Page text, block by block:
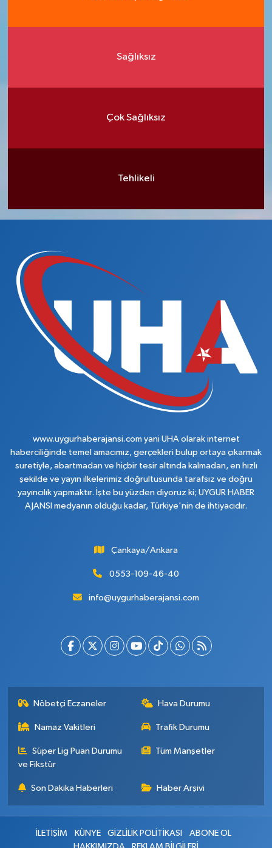
Sağlıksız
Çok Sağlıksız
Tehlikeli
www.uygurhaberajansi.com yani UHA olarak internet
haberciliğinde temel amacımız, gerçekleri bulup ortaya çıkarmak
suretiyle, abartmadan ve hiçbir tesir altında kalmadan, en hızlı
şekilde ve yayın ilkelerimiz doğrultusunda tarafsız ve doğru
yayıncılık yapmaktır. İşte bu yüzden diyoruz ki; UYGUR HABER
AJANSI medyanın olduğu kadar, Türkiye'nin de ihtiyacıdır.
Çankaya/Ankara
0553-109-46-40
info@uygurhaberajansi.com
Nöbetçi Eczaneler Hava Durumu
Namaz Vakitleri Trafik Durumu
Süper Lig Puan Durumu
ve Fikstür
Tüm Manşetler
Son Dakika Haberleri Haber Arşivi
İLETİŞİM KÜNYE GİZLİLİK POLİTİKASI
ABONE OL